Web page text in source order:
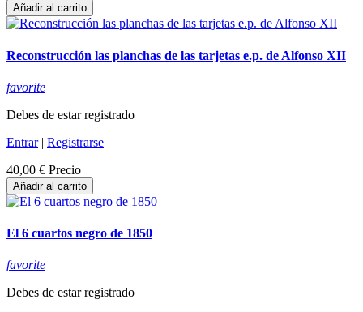
Añadir al carrito
Reconstrucción las planchas de las tarjetas e.p. de Alfonso XII
favorite
Debes de estar registrado
Entrar| Registrarse
40,00 € Precio
Añadir al carrito
El 6 cuartos negro de 1850
favorite
Debes de estar registrado